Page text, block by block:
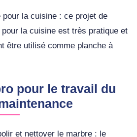
pour la cuisine : ce projet de
la cuisine est très pratique et
être utilisé comme planche à
pour le travail du
et nettoyer le marbre : le